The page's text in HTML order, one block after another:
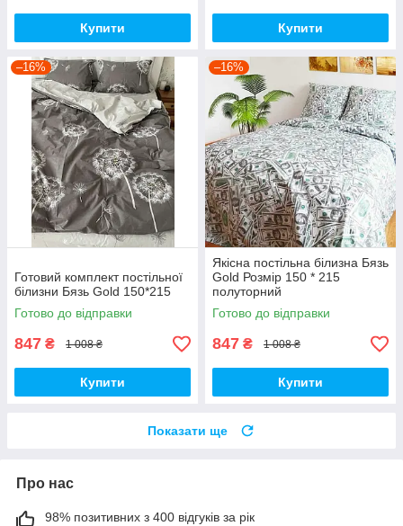
Купити Купити
–16%
Готовий комплект постільної
білизни Бязь Gold 150*215
Готово до відправки
847 ₴ 1 008 ₴
Купити
–16%
Якісна постільна білизна Бязь
Gold Розмір 150 * 215
полуторний
Готово до відправки
847 ₴ 1 008 ₴
Купити
Показати ще
Про нас
98% позитивних з 400 відгуків за рік